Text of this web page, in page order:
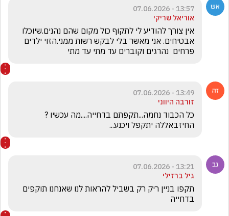
13:57 - 07.06.2026
אוריאל שריקי
פרחים  נהרגים וקוברים עד מתי עד מתי
13:49 - 07.06.2026
זורבה היווני
החיזבאללה יתקפל ויכנע...
13:21 - 07.06.2026
גיל ברזילי
בדחייה